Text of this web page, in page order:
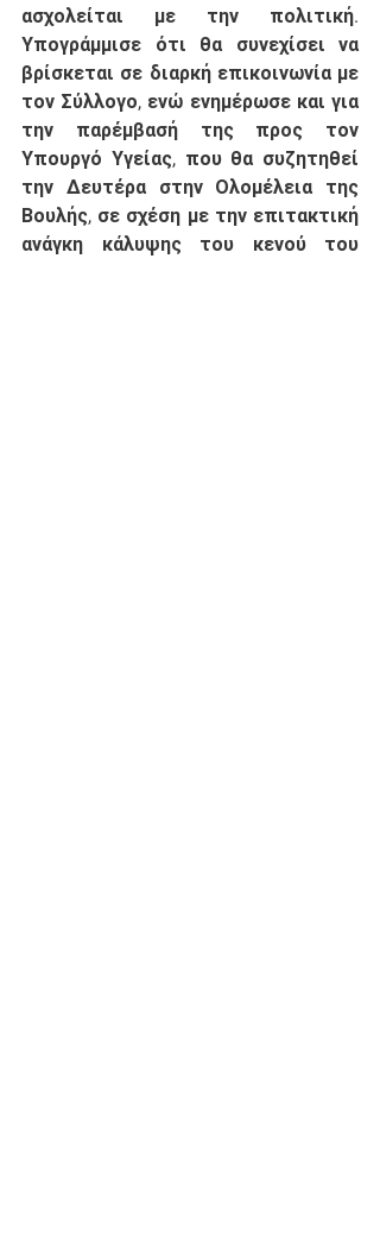
ασχολείται με την πολιτική.
Υπογράμμισε ότι θα συνεχίσει να
βρίσκεται σε διαρκή επικοινωνία με
τον Σύλλογο, ενώ ενημέρωσε και για
την παρέμβασή της προς τον
Υπουργό Υγείας, που θα συζητηθεί
την Δευτέρα στην Ολομέλεια της
Βουλής, σε σχέση με την επιτακτική
ανάγκη κάλυψης του κενού του